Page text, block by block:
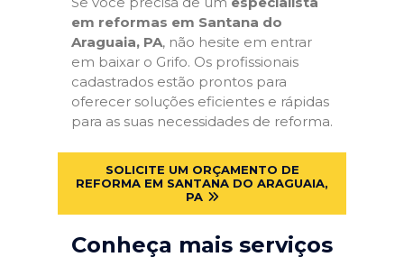
em reformas em Santana do
Araguaia, PA, não hesite em entrar
em baixar o Grifo. Os profissionais
cadastrados estão prontos para
oferecer soluções eficientes e rápidas
para as suas necessidades de reforma.
SOLICITE UM ORÇAMENTO DE
REFORMA EM SANTANA DO ARAGUAIA,
PA
Conheça mais serviços